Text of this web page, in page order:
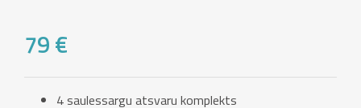
79 €
4 saulessargu atsvaru komplekts